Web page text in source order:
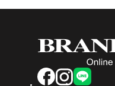
facebookinstagram
LINE